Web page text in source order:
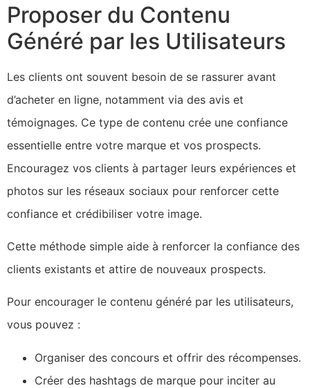
Proposer du Contenu
Généré par les Utilisateurs
Les clients ont souvent besoin de se rassurer avant
d’acheter en ligne, notamment via des avis et
témoignages. Ce type de contenu crée une confiance
essentielle entre votre marque et vos prospects.
Encouragez vos clients à partager leurs expériences et
photos sur les réseaux sociaux pour renforcer cette
confiance et crédibiliser votre image.
Cette méthode simple aide à renforcer la confiance des
clients existants et attire de nouveaux prospects.
Pour encourager le contenu généré par les utilisateurs,
vous pouvez :
Organiser des concours et offrir des récompenses.
Créer des hashtags de marque pour inciter au